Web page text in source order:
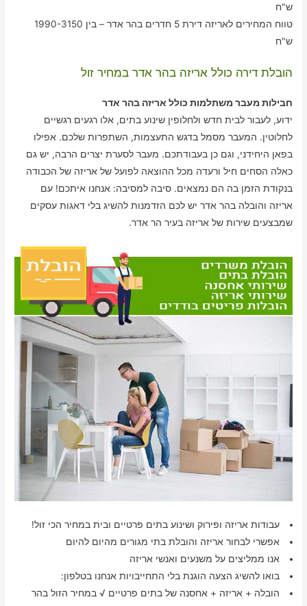
ש"ח
טווח המחירים לאריזה דירת 5 חדרים בהר אדר – בין 1990-3150
ש"ח
הובלת דירה כולל אריזה בהר אדר במחיר זול
חבילות מעבר משתלמות כולל אריזה בהר אדר
ידוע, לעבור לבית חדש ולחלופין שינוע בתים, אלו רגעים רגשיים
לחלוטין. המעבר מסמל בדגש התעצמות, השתפרות שלכם. אפילו
בפאן היחידני, וגם כן בעבודתכם. מעבר לסערת יצרים הרבה, יש גם
כאלה הסחים חיל ורעדה מכל ההוצאה לפועל של אריזה של הכבודה
בנקודת הזמן בה הם נמצאים. סיבה למסיבה: אנחנו איתכם! עם
אריזה והובלה בהר אדר יש לכם הזדמנות להשיג בלי דאגות עסקים
שמבצעים שירות של אריזה בעיר הר אדר.
עבודות אריזה ופירוק ושינוע בתים פרטיים ובית במחיר הכי זול!
אפשרי לבחור אריזה והובלת בתי מגורים מהיום להיום
אנו ממליצים על משנעים ואנשי אריזה
בואו להשיג הצעה הוגנת בלי התחייבויות אנחנו בטלפון:
הובלה + אריזה + אחסנה של בתים פרטיים √ במחיר הזול בהר